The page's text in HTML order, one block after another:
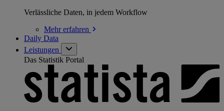
Verlässliche Daten, in jedem Workflow
Mehrerfahren
Daily Data
Leistungen
Das Statistik Portal